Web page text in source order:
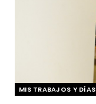
MIS TRABAJOS Y DÍAS